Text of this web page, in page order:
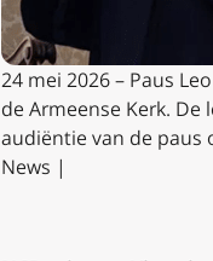
24 mei 2026 – Paus
de Armeense Kerk.
audiëntie van de paus
News |